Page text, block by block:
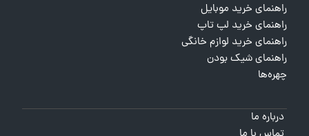
راهنمای خرید موبایل
راهنمای خرید لپ تاپ
راهنمای خرید لوازم خانگی
راهنمای شیک بودن
چهره‌ها
درباره ما